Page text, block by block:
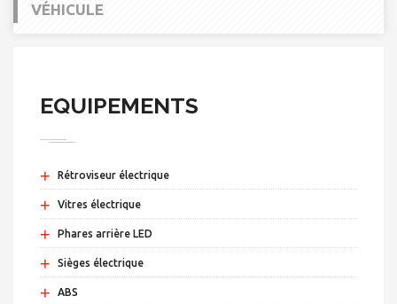
VÉHICULE
EQUIPEMENTS
+ Rétroviseur électrique
+ Vitres électrique
+ Phares arrière LED
+ Sièges électrique
+ ABS